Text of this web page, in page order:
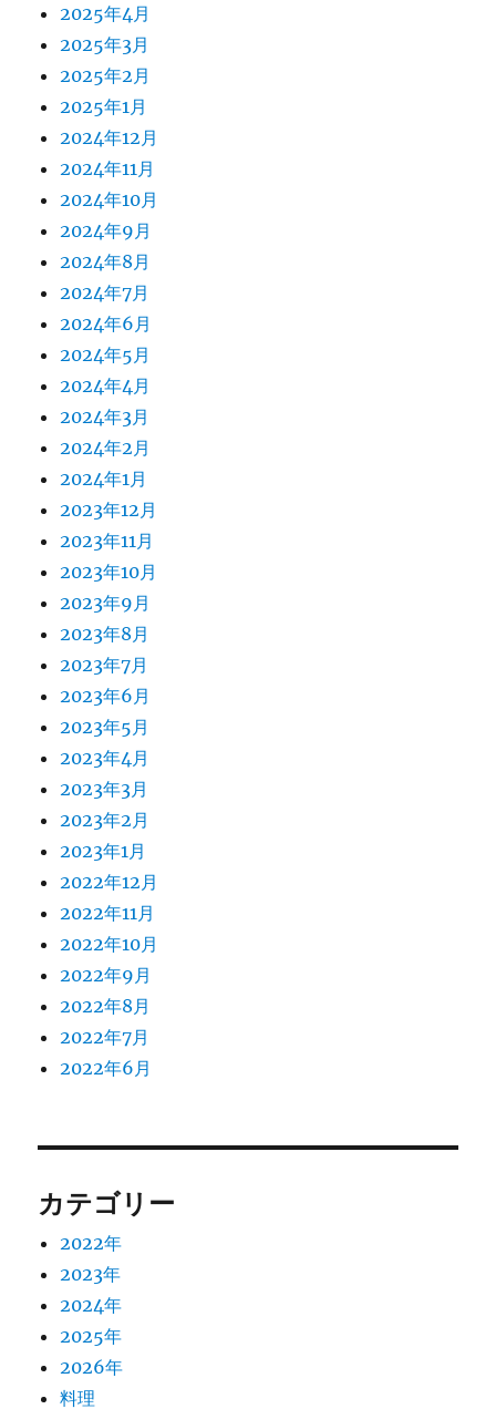
2025年4月
2025年3月
2025年2月
2025年1月
2024年12月
2024年11月
2024年10月
2024年9月
2024年8月
2024年7月
2024年6月
2024年5月
2024年4月
2024年3月
2024年2月
2024年1月
2023年12月
2023年11月
2023年10月
2023年9月
2023年8月
2023年7月
2023年6月
2023年5月
2023年4月
2023年3月
2023年2月
2023年1月
2022年12月
2022年11月
2022年10月
2022年9月
2022年8月
2022年7月
2022年6月
カテゴリー
2022年
2023年
2024年
2025年
2026年
料理